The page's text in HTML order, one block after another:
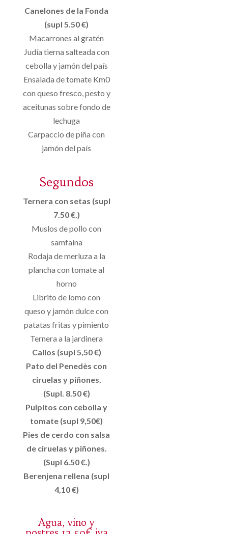
Canelones de la Fonda
(supl 5.50 €)
Macarrones al gratén
Judía tierna salteada con
cebolla y jamón del país
Ensalada de tomate Km0
con queso fresco, pesto y
aceitunas sobre fondo de
lechuga
Carpaccio de piña con
jamón del país
Segundos
Ternera con setas (supl
7.50 €.)
Muslos de pollo con
samfaina
Rodaja de merluza a la
plancha con tomate al
horno
Librito de lomo con
queso y jamón dulce con
patatas fritas y pimiento
Ternera a la jardinera
Callos (supl 5,50 €)
Pato del Penedès con
ciruelas y piñones.
(Supl. 8.50 €)
Pulpitos con cebolla y
tomate (supl 9,50€)
Pies de cerdo con salsa
de ciruelas y piñones.
(Supl 6.50 €.)
Berenjena rellena (supl
4,10 €)
Agua, vino y